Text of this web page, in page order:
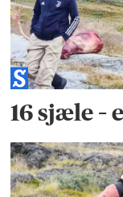
16 sjæle –